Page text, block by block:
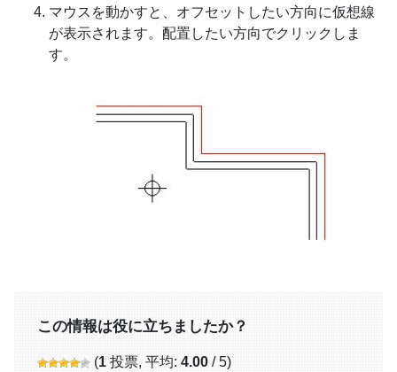
マウスを動かすと、オフセットしたい方向に仮想線
が表示されます。配置したい方向でクリックしま
す。
この情報は役に立ちましたか？
(1 投票, 平均: 4.00 / 5)